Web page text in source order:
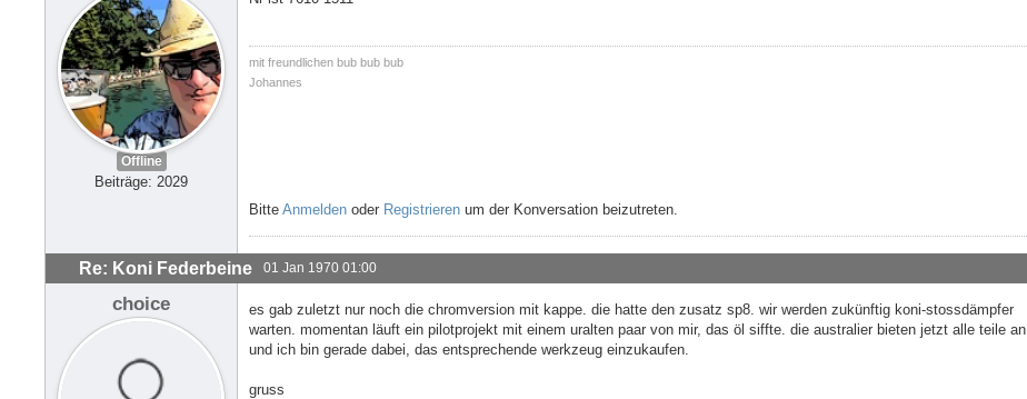
Offline
Beiträge: 2029
mit freundlichen bub bub bub
Johannes
Bitte Anmelden oder Registrieren um der Konversation beizutreten.
Re: Koni Federbeine 01 Jan 1970 01:00
choice
es gab zuletzt nur noch die chromversion mit kappe. die hatte den zusatz sp8. wir werden zukünftig koni-stossdämpfer
warten. momentan läuft ein pilotprojekt mit einem uralten paar von mir, das öl siffte. die australier bieten jetzt alle teile an
und ich bin gerade dabei, das entsprechende werkzeug einzukaufen.
gruss